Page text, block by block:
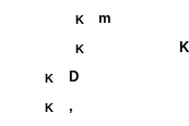
K m
K K
K D
K ,